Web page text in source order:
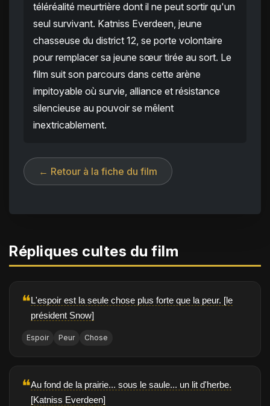
téléréalité meurtrière dont il ne peut sortir qu'un
seul survivant. Katniss Everdeen, jeune
chasseuse du district 12, se porte volontaire
pour remplacer sa jeune sœur tirée au sort. Le
film suit son parcours dans cette arène
impitoyable où survie, alliance et résistance
silencieuse au pouvoir se mêlent
inextricablement.
← Retour à la fiche du film
Répliques cultes du film
❝L'espoir est la seule chose plus forte que la peur. [le
président Snow]
Espoir Peur Chose
❝Au fond de la prairie... sous le saule... un lit d'herbe.
[Katniss Everdeen]